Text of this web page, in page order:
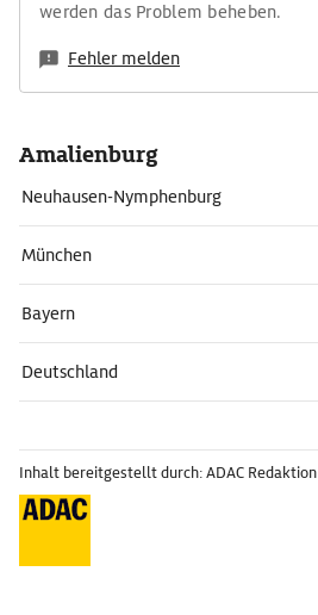
werden das Problem beheben.
Fehler melden
Amalienburg
Neuhausen-Nymphenburg
München
Bayern
Deutschland
Inhalt bereitgestellt durch: ADAC Redaktion